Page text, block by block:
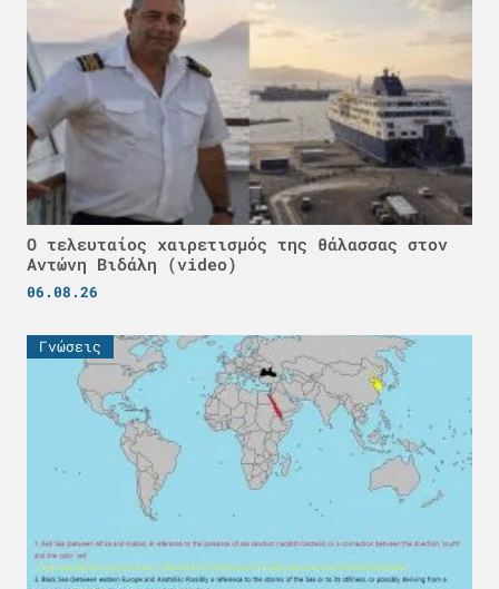
Ο τελευταίος χαιρετισμός της θάλασσας στον
Αντώνη Βιδάλη (video)
06.08.26
Γνώσεις